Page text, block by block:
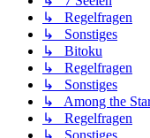
↳ Regelfragen
↳ Sonstiges
↳ Bitoku
↳ Regelfragen
↳ Sonstiges
↳ Among the
↳ Regelfragen